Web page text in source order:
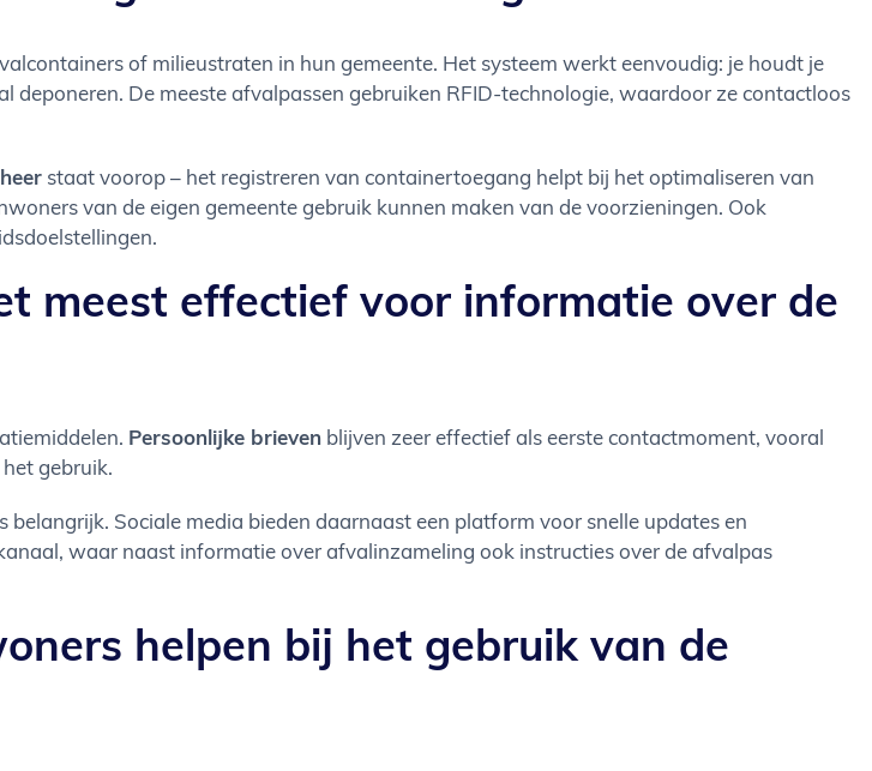
of milieustraten in hun gemeente. Het systeem werkt eenvoudig: je houdt je
deponeren. De meeste afvalpassen gebruiken RFID-technologie, waardoor ze contactloos
staat voorop – het registreren van containertoegang helpt bij het optimaliseren van
van de eigen gemeente gebruik kunnen maken van de voorzieningen. Ook
meest effectief voor informatie over de
Persoonlijke brieven blijven zeer effectief als eerste contactmoment, vooral
gebruik.
Sociale media bieden daarnaast een platform voor snelle updates en
waar naast informatie over afvalinzameling ook instructies over de afvalpas
helpen bij het gebruik van de